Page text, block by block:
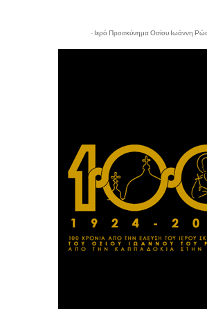
- Ιερό Προσκύνημα Οσίου Ιωάννη